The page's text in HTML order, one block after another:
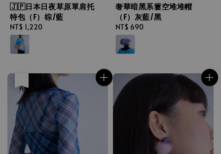
🇯🇵日本日夜草原單肩托
特包（F）棕/藍
Regular
price
NT$ 1,220
奢華暗黑系簍空堆堆帽
（F）灰藍/黑
Regular
price
NT$ 690